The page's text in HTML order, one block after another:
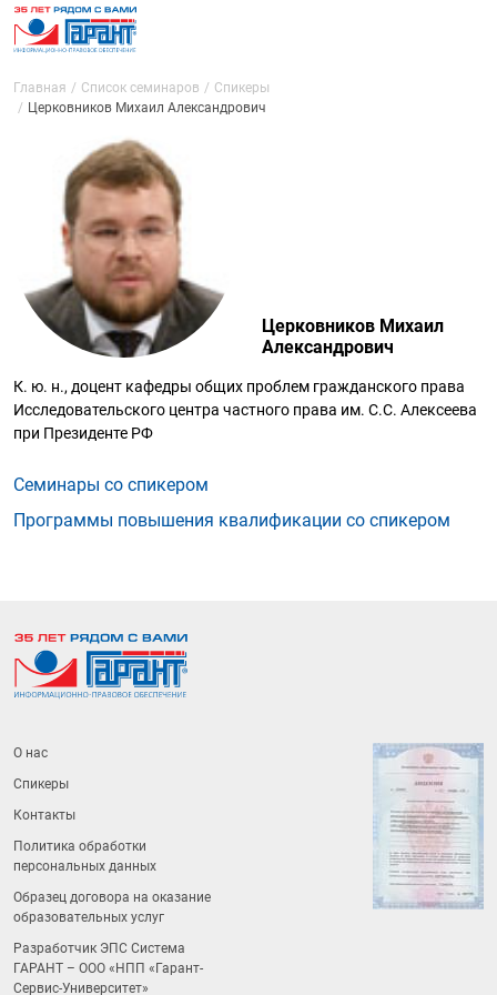
Главная Список семинаров
Спикеры
Церковников Михаил Александрович
Церковников Михаил
Александрович
К. ю. н., доцент кафедры общих проблем гражданского права
Исследовательского центра частного права им. С.С. Алексеева
при Президенте РФ
Семинары со спикером
Программы повышения квалификации со спикером
О нас
Спикеры
Контакты
Политика обработки
персональных данных
Образец договора на оказание
образовательных услуг
Разработчик ЭПС Система
ГАРАНТ – ООО «НПП « Гарант-
Сервис-Университет»